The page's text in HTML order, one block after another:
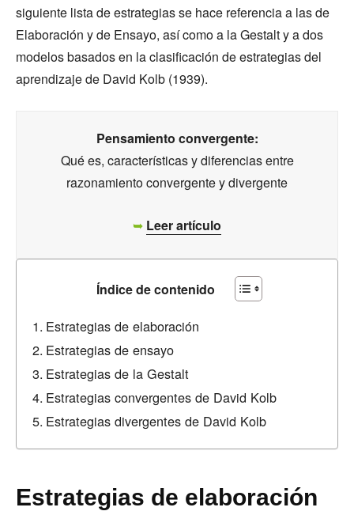
siguiente lista de estrategias se hace referencia a las de
Elaboración y de Ensayo, así como a la Gestalt y a dos
modelos basados en la clasificación de estrategias del
aprendizaje de David Kolb (1939).
Pensamiento convergente:
Qué es, características y diferencias entre
razonamiento convergente y divergente
➥ Leer artículo
Índice de contenido
Estrategias de elaboración
Estrategias de ensayo
Estrategias de la Gestalt
Estrategias convergentes de David Kolb
Estrategias divergentes de David Kolb
Estrategias de elaboración